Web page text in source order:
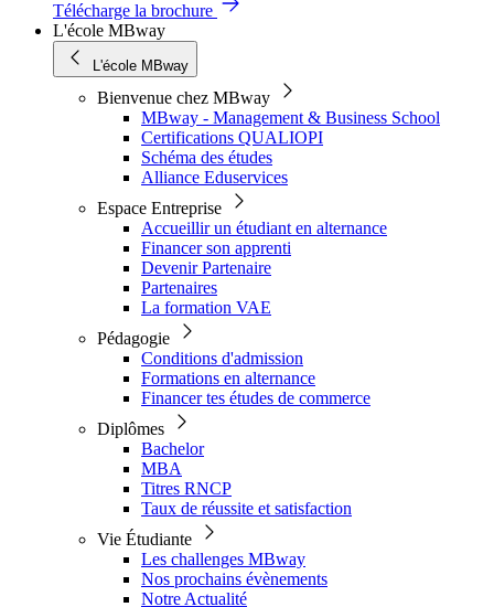
Télécharge la brochure
L'école MBway
L'école MBway
Bienvenue chez MBway
MBway - Management & Business School
Certifications QUALIOPI
Schéma des études
Alliance Eduservices
Espace Entreprise
Accueillir un étudiant en alternance
Financer son apprenti
Devenir Partenaire
Partenaires
La formation VAE
Pédagogie
Conditions d'admission
Formations en alternance
Financer tes études de commerce
Diplômes
Bachelor
MBA
Titres RNCP
Taux de réussite et satisfaction
Vie Étudiante
Les challenges MBway
Nos prochains évènements
Notre Actualité